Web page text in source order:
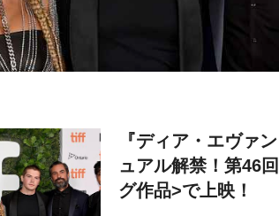
『ディア・エヴァ
ュアル解禁！第46
グ作品>で上映！